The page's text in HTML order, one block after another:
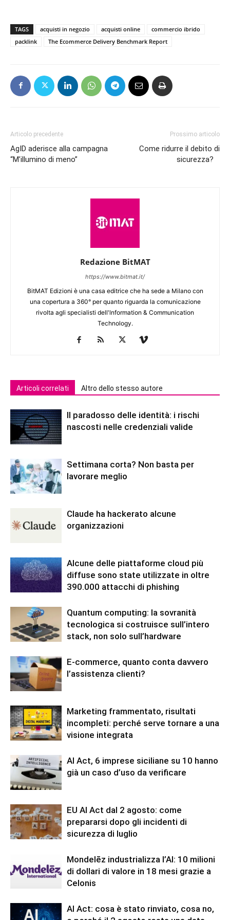
TAGS acquisti in negozio acquisti online
commercio ibrido
packlink
The Ecommerce Delivery Benchmark Report
Articolo precedente
AgID aderisce alla campagna
“M’illumino di meno”
Prossimo articolo
Come ridurre il debito di
sicurezza?
Redazione BitMAT
https://www.bitmat.it/
BitMAT Edizioni è una casa editrice che ha sede a Milano con
una copertura a 360° per quanto riguarda la comunicazione
rivolta agli specialisti dell'lnformation & Communication
Technology.
Articoli correlati Altro dello stesso autore
Il paradosso delle identità: i rischi
nascosti nelle credenziali valide
Settimana corta? Non basta per
lavorare meglio
Claude ha hackerato alcune
organizzazioni
Alcune delle piattaforme cloud più
diffuse sono state utilizzate in oltre
390.000 attacchi di phishing
Quantum computing: la sovranità
tecnologica si costruisce sull’intero
stack, non solo sull’hardware
E-commerce, quanto conta davvero
l’assistenza clienti?
Marketing frammentato, risultati
incompleti: perché serve tornare a una
visione integrata
AI Act, 6 imprese siciliane su 10 hanno
già un caso d’uso da verificare
EU AI Act dal 2 agosto: come
prepararsi dopo gli incidenti di
sicurezza di luglio
Mondelēz industrializza l’AI: 10 milioni
di dollari di valore in 18 mesi grazie a
Celonis
AI Act: cosa è stato rinviato, cosa no,